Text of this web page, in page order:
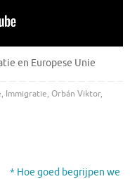
en Europese Unie
, Immigratie, Orbán Viktor,
* Hoe goed begrijpen we